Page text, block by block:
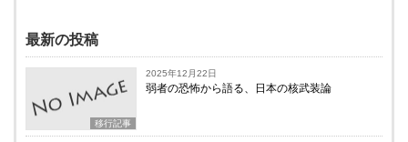
最新の投稿
移行記事
2025年12月22日
弱者の恐怖から語る、日本の核武装論